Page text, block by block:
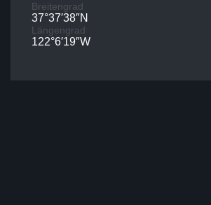
Breitengrad
37°37′38″N
Längengrad
122°6′19″W